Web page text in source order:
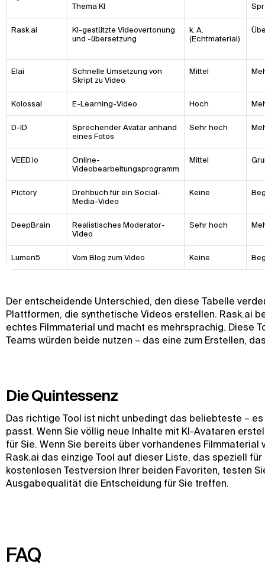
Thema KI
Rask.ai
KI-gestützte Videovertonung
und -übersetzung
k. A.
(Echtmaterial)
Elai
Schnelle Umsetzung von
Skript zu Video
Mittel
Kolossal E-Learning-Video Hoch
D-ID
Sprechender Avatar anhand
eines Fotos
Sehr hoch
VEED.io
Online-
Videobearbeitungsprogramm
Mittel
Pictory
Drehbuch für ein Social-
Media-Video
Keine
DeepBrain
Realistisches Moderator-
Video
Sehr hoch
Lumen5 Vom Blog zum Video Keine
Der entscheidende Unterschied, den diese Tabelle
Plattformen, die synthetische Videos erstellen. Rask.ai
echtes Filmmaterial und macht es mehrsprachig. Diese
Teams würden beide nutzen – das eine zum Erstellen,
Die Quintessenz
Das richtige Tool ist nicht unbedingt das beliebteste –
passt. Wenn Sie völlig neue Inhalte mit KI-Avataren
für Sie. Wenn Sie bereits über vorhandenes
Rask.ai das einzige Tool auf dieser Liste, das speziell
kostenlosen Testversion Ihrer beiden Favoriten, testen
Ausgabequalität die Entscheidung für Sie treffen.
FAQ